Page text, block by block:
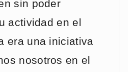
sin poder
actividad en el
era una iniciativa
nosotros en el